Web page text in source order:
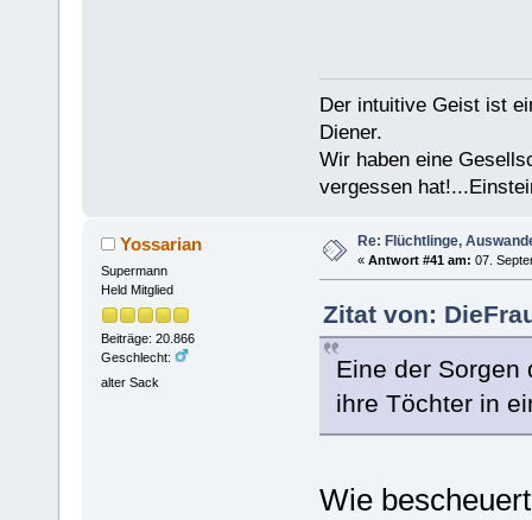
Der intuitive Geist ist
Diener.
Wir haben eine
vergessen
Yossarian
Supermann
Held Mitglied
Beiträge: 20.866
Geschlecht:
alter Sack
Re: Flüchtlinge,
« Antwort #41 am: 07.
Zitat von:
Eine der Sorgen
ihre Töchter in
Wie